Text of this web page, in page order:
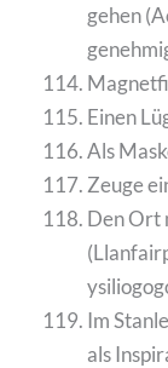
gehen
Einen
Als
Zeuge
Den Ort
Im
als